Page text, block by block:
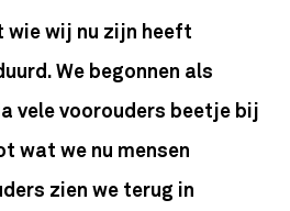
wie wij nu zijn heeft
We begonnen als
vele voorouders beetje bij
wat we nu mensen
zien we terug in